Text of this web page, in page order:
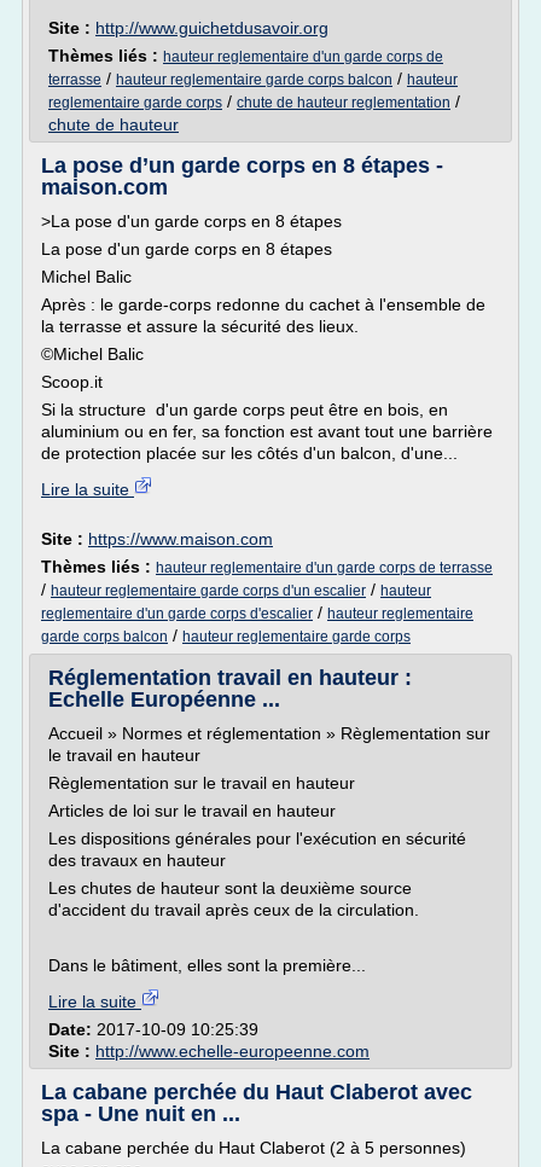
Site : http://www.guichetdusavoir.org
Thèmes liés : hauteur reglementaire d'un garde corps de
terrasse / hauteur reglementaire garde corps balcon / hauteur
reglementaire garde corps / chute de hauteur reglementation /
chute de hauteur
La pose d’un garde corps en 8 étapes -
maison.com
>La pose d'un garde corps en 8 étapes
La pose d'un garde corps en 8 étapes
Michel Balic
Après : le garde-corps redonne du cachet à l'ensemble de
la terrasse et assure la sécurité des lieux.
©Michel Balic
Scoop.it
Si la structure d'un garde corps peut être en bois, en
aluminium ou en fer, sa fonction est avant tout une barrière
de protection placée sur les côtés d'un balcon, d'une...
Lire la suite
Site : https://www.maison.com
Thèmes liés : hauteur reglementaire d'un garde corps de terrasse
/ hauteur reglementaire garde corps d'un escalier / hauteur
reglementaire d'un garde corps d'escalier / hauteur reglementaire
garde corps balcon / hauteur reglementaire garde corps
Réglementation travail en hauteur :
Echelle Européenne ...
Accueil » Normes et réglementation » Règlementation sur
le travail en hauteur
Règlementation sur le travail en hauteur
Articles de loi sur le travail en hauteur
Les dispositions générales pour l'exécution en sécurité
des travaux en hauteur
Les chutes de hauteur sont la deuxième source
d'accident du travail après ceux de la circulation.
Dans le bâtiment, elles sont la première...
Lire la suite
Date: 2017-10-09 10:25:39
Site : http://www.echelle-europeenne.com
La cabane perchée du Haut Claberot avec
spa - Une nuit en ...
La cabane perchée du Haut Claberot (2 à 5 personnes)